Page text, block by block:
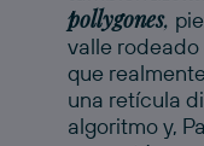
pollygones,
valle
que
una retícula
algoritmo y,